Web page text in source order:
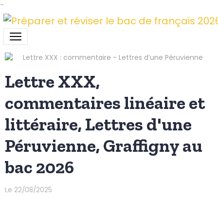
-
Lettre XXX,
commentaires linéaire et
littéraire, Lettres d'une
Péruvienne, Graffigny au
bac 2026
Le 22/08/2025